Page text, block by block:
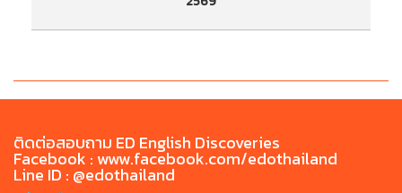
ด้านภาษาไทยก่อนสำเร็จการศึกษา TH-PET ประจำ
ติดต่อสอบถาม ED English Discoveries
Facebook : www.facebook.com/edothailand
Line ID : @edothailand